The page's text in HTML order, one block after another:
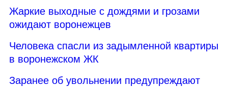
Жаркие выходные с дождями и грозами
ожидают воронежцев
Человека спасли из задымленной квартиры
в воронежском ЖК
Заранее об увольнении предупреждают